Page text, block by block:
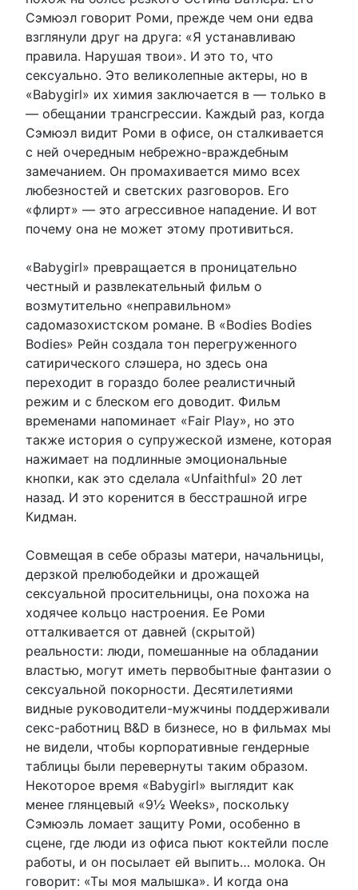
Сэмюэл говорит Роми, прежде чем они едва
взглянули друг на друга: «Я устанавливаю
правила. Нарушая твои». И это то, что
сексуально. Это великолепные актеры, но в
«Babygirl» их химия заключается в — только в
— обещании трансгрессии. Каждый раз, когда
Сэмюэл видит Роми в офисе, он сталкивается
с ней очередным небрежно-враждебным
замечанием. Он промахивается мимо всех
любезностей и светских разговоров. Его
«флирт» — это агрессивное нападение. И вот
почему она не может этому противиться.
«Babygirl» превращается в проницательно
честный и развлекательный фильм о
возмутительно «неправильном»
садомазохистском романе. В «Bodies Bodies
Bodies» Рейн создала тон перегруженного
сатирического слэшера, но здесь она
переходит в гораздо более реалистичный
режим и с блеском его доводит. Фильм
временами напоминает «Fair Play», но это
также история о супружеской измене, которая
нажимает на подлинные эмоциональные
кнопки, как это сделала «Unfaithful» 20 лет
назад. И это коренится в бесстрашной игре
Кидман.
Совмещая в себе образы матери, начальницы,
дерзкой прелюбодейки и дрожащей
сексуальной просительницы, она похожа на
ходячее кольцо настроения. Ее Роми
отталкивается от давней (скрытой)
реальности: люди, помешанные на обладании
властью, могут иметь первобытные фантазии о
сексуальной покорности. Десятилетиями
видные руководители-мужчины поддерживали
секс-работниц B&D в бизнесе, но в фильмах мы
не видели, чтобы корпоративные гендерные
таблицы были перевернуты таким образом.
Некоторое время «Babygirl» выглядит как
менее глянцевый «9½ Weeks», поскольку
Сэмюэль ломает защиту Роми, особенно в
сцене, где люди из офиса пьют коктейли после
работы, и он посылает ей выпить… молока. Он
говорит: «Ты моя малышка». И когда она